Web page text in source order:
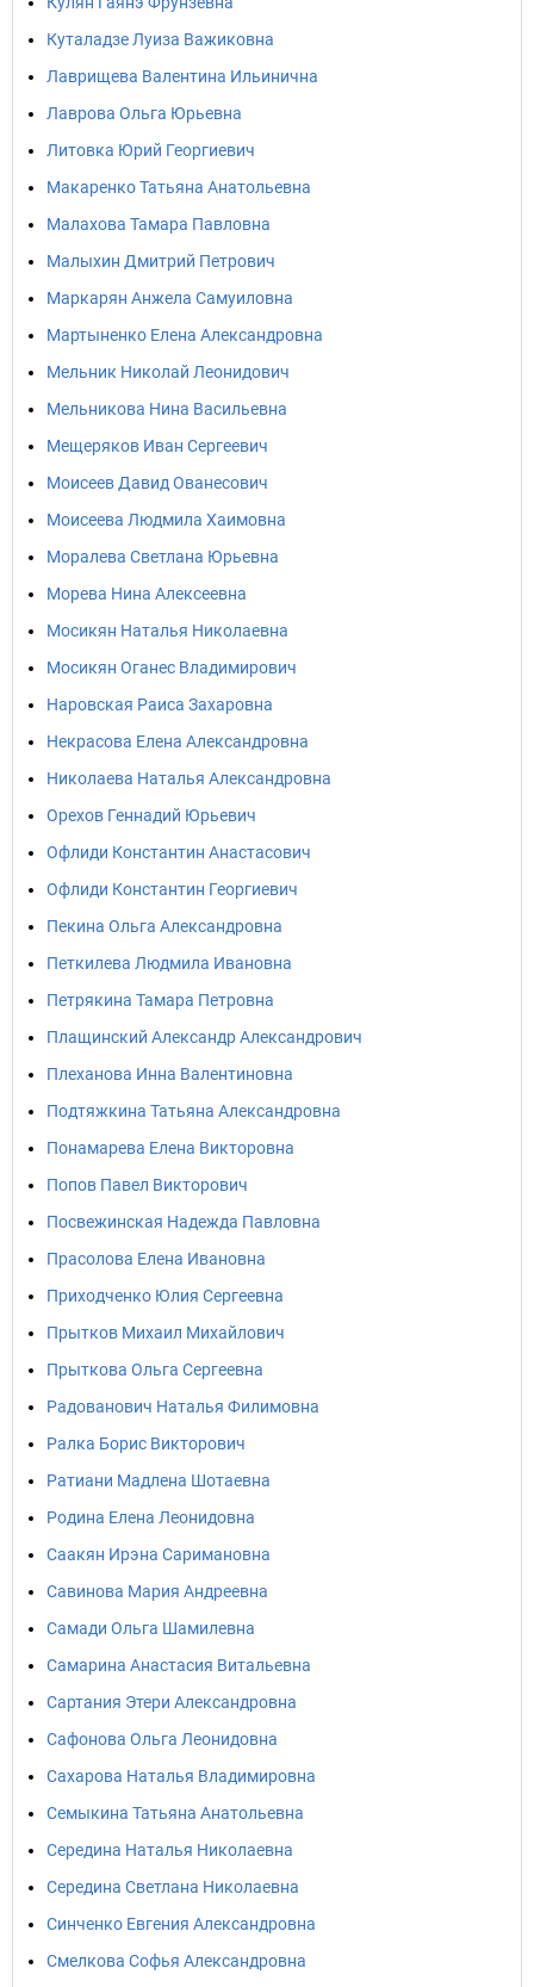
Куталадзе Луиза Важиковна
Лаврищева Валентина Ильинична
Лаврова Ольга Юрьевна
Литовка Юрий Георгиевич
Макаренко Татьяна Анатольевна
Малахова Тамара Павловна
Малыхин Дмитрий Петрович
Маркарян Анжела Самуиловна
Мартыненко Елена Александровна
Мельник Николай Леонидович
Мельникова Нина Васильевна
Мещеряков Иван Сергеевич
Моисеев Давид Ованесович
Моисеева Людмила Хаимовна
Моралева Светлана Юрьевна
Морева Нина Алексеевна
Мосикян Наталья Николаевна
Мосикян Оганес Владимирович
Наровская Раиса Захаровна
Некрасова Елена Александровна
Николаева Наталья Александровна
Орехов Геннадий Юрьевич
Офлиди Константин Анастасович
Офлиди Константин Георгиевич
Пекина Ольга Александровна
Петкилева Людмила Ивановна
Петрякина Тамара Петровна
Плащинский Александр Александрович
Плеханова Инна Валентиновна
Подтяжкина Татьяна Александровна
Понамарева Елена Викторовна
Попов Павел Викторович
Посвежинская Надежда Павловна
Прасолова Елена Ивановна
Приходченко Юлия Сергеевна
Прытков Михаил Михайлович
Прыткова Ольга Сергеевна
Радованович Наталья Филимовна
Ралка Борис Викторович
Ратиани Мадлена Шотаевна
Родина Елена Леонидовна
Саакян Ирэна Саримановна
Савинова Мария Андреевна
Самади Ольга Шамилевна
Самарина Анастасия Витальевна
Сартания Этери Александровна
Сафонова Ольга Леонидовна
Сахарова Наталья Владимировна
Семыкина Татьяна Анатольевна
Середина Наталья Николаевна
Середина Светлана Николаевна
Синченко Евгения Александровна
Смелкова Софья Александровна